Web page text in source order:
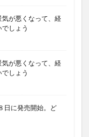
気が悪くなって、経
しょう
気が悪くなって、経
しょう
日に発売開始。ど